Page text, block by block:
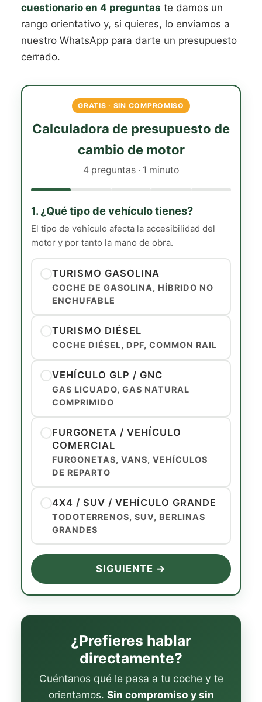
cuestionario en 4 preguntas te damos un
rango orientativo y, si quieres, lo enviamos a
nuestro WhatsApp para darte un presupuesto
cerrado.
GRATIS · SIN COMPROMISO
Calculadora de presupuesto de
cambio de motor
4 preguntas · 1 minuto
1. ¿Qué tipo de vehículo tienes?
El tipo de vehículo afecta la accesibilidad del
motor y por tanto la mano de obra.
TURISMO GASOLINA
COCHE DE GASOLINA, HÍBRIDO NO
ENCHUFABLE
TURISMO DIÉSEL
COCHE DIÉSEL, DPF, COMMON RAIL
VEHÍCULO GLP / GNC
GAS LICUADO, GAS NATURAL
COMPRIMIDO
FURGONETA / VEHÍCULO
COMERCIAL
FURGONETAS, VANS, VEHÍCULOS
DE REPARTO
4X4 / SUV / VEHÍCULO GRANDE
TODOTERRENOS, SUV, BERLINAS
GRANDES
SIGUIENTE →
¿Prefieres hablar
directamente?
Cuéntanos qué le pasa a tu coche y te
orientamos. Sin compromiso y sin